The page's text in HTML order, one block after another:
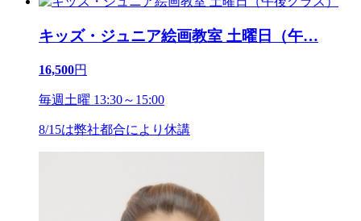
キッズ・ジュニア絵画教室 土曜日（午…
16,500円
毎週土曜 13:30～15:00
8/15は弊社都合により休講